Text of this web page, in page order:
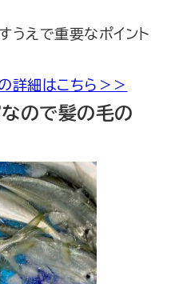
うえで重要なポイント
詳細はこちら＞＞
ので髪の毛の